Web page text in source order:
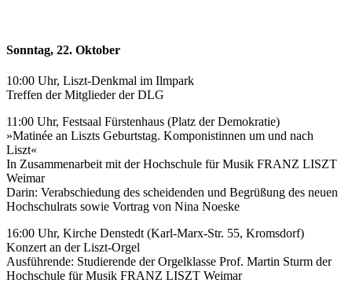
Sonntag, 22. Oktober
10:00 Uhr, Liszt-Denkmal im Ilmpark
Treffen der Mitglieder der DLG
11:00 Uhr, Festsaal Fürstenhaus (Platz der Demokratie)
»Matinée an Liszts Geburtstag. Komponistinnen um und nach
Liszt«
In Zusammenarbeit mit der Hochschule für Musik FRANZ LISZT
Weimar
Darin: Verabschiedung des scheidenden und Begrüßung des neuen
Hochschulrats sowie Vortrag von Nina Noeske
16:00 Uhr, Kirche Denstedt (Karl-Marx-Str. 55, Kromsdorf)
Konzert an der Liszt-Orgel
Ausführende: Studierende der Orgelklasse Prof. Martin Sturm der
Hochschule für Musik FRANZ LISZT Weimar